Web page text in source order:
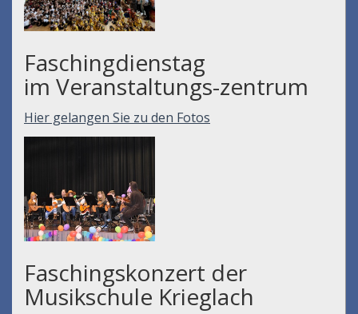
Faschingdienstag
im Veranstaltungs-zentrum
Hier gelangen Sie zu den Fotos
Faschingskonzert der
Musikschule Krieglach